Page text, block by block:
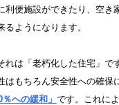
利便施設ができたり、空
ようになります。
は「老朽化した住宅」
もちろん安全性への確
への緩和」 です。これに